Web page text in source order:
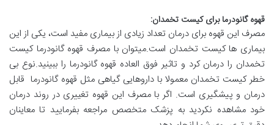
قهوه گانودرما برای کیست تخمدان:
مصرف این قهوه برای درمان تعداد زیادی از بیماری مفید است، یکی از این
بیماری ها کیست تخمدان است.میتوان با مصرف قهوه گانودرما کیست
تخمدان را درمان کرد و تاثیر فوق العاده قهوه گانودرما را ببینید.نوع بی
خطر کیست تخمدان معمولا با داروهایی گیاهی مثل قهوه گانودرما قابل
درمان و پیشگیری است. اگر با مصرف این قهوه تغییری در روند درمان
خود مشاهده نکردید به پزشک متخصص مراجعه بفرمایید تا معاینان